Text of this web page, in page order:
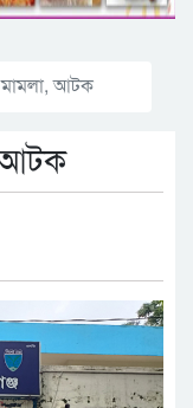
মামলা, আটক
আটক